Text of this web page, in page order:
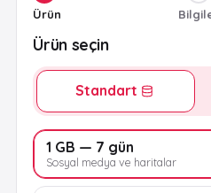
Ürün
Ürün seçin
Standart
1 GB — 7 gün
Sosyal medya ve haritalar